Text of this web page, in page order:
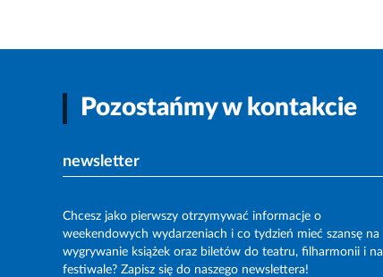
Pozostańmy w kontakcie
newsletter
Chcesz jako pierwszy otrzymywać informacje o
weekendowych wydarzeniach i co tydzień mieć szansę na
wygrywanie książek oraz biletów do teatru, filharmonii i na
festiwale? Zapisz się do naszego newslettera!